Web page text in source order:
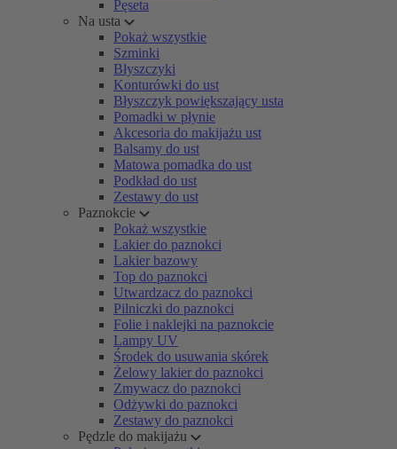
Pęseta
Na usta
Pokaż wszystkie
Szminki
Błyszczyki
Konturówki do ust
Błyszczyk powiększający usta
Pomadki w płynie
Akcesoria do makijażu ust
Balsamy do ust
Matowa pomadka do ust
Podkład do ust
Zestawy do ust
Paznokcie
Pokaż wszystkie
Lakier do paznokci
Lakier bazowy
Top do paznokci
Utwardzacz do paznokci
Pilniczki do paznokci
Folie i naklejki na paznokcie
Lampy UV
Środek do usuwania skórek
Żelowy lakier do paznokci
Zmywacz do paznokci
Odżywki do paznokci
Zestawy do paznokci
Pędzle do makijażu